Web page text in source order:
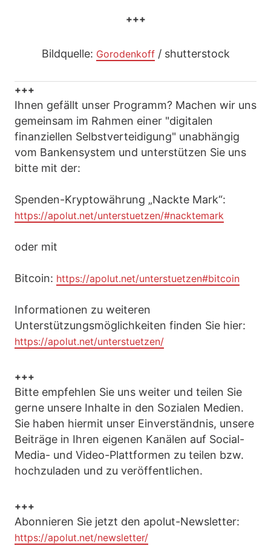
+++
Bildquelle: Gorodenkoff/ shutterstock
+++
Ihnen gefällt unser Programm? Machen wir uns
gemeinsam im Rahmen einer "digitalen
finanziellen Selbstverteidigung" unabhängig
vom Bankensystem und unterstützen Sie uns
bitte mit der:
Spenden-Kryptowährung „Nackte Mark“:
https://apolut.net/unterstuetzen/#nacktemark
oder mit
Bitcoin: https://apolut.net/unterstuetzen#bitcoin
Informationen zu weiteren
Unterstützungsmöglichkeiten finden Sie hier:
https://apolut.net/unterstuetzen/
+++
Bitte empfehlen Sie uns weiter und teilen Sie
gerne unsere Inhalte in den Sozialen Medien.
Sie haben hiermit unser Einverständnis, unsere
Beiträge in Ihren eigenen Kanälen auf Social-
Media- und Video-Plattformen zu teilen bzw.
hochzuladen und zu veröffentlichen.
+++
Abonnieren Sie jetzt den apolut-Newsletter:
https://apolut.net/newsletter/